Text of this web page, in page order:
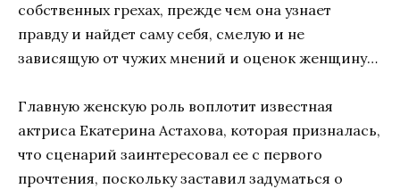
собственных грехах, прежде чем она узнает
правду и найдет саму себя, смелую и не
зависящую от чужих мнений и оценок женщину…
Главную женскую роль воплотит известная
актриса Екатерина Астахова, которая призналась,
что сценарий заинтересовал ее с первого
прочтения, поскольку заставил задуматься о